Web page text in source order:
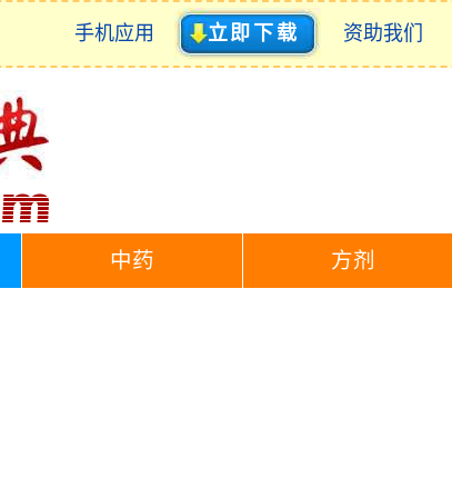
手机应用 立即下载 资助我们
中药 方剂